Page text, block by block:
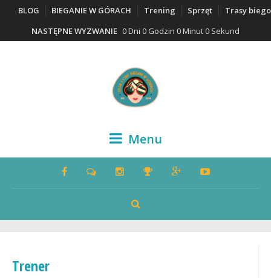
BLOG BIEGANIE W GÓRACH Trening Sprzęt
Trasy
NASTĘPNE WYZWANIE 0 Dni 0 Godzin 0 Minut 0 Sekund
Menu
Trener